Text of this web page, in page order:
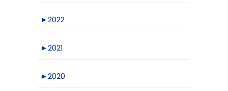
►2022
►2021
►2020